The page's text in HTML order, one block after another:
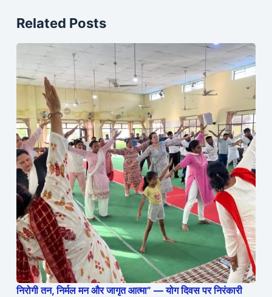
Related Posts
निरोगी तन, निर्मल मन और जागृत आत्मा” — योग दिवस पर निरंकारी